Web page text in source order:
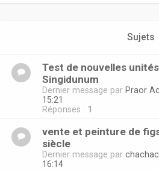
Sujets
Test de nouvelles
Singidunum
Dernier message par Praor
15:21
Réponses : 1
vente et peinture de
siècle
Dernier message par
16:14